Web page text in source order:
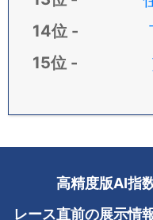
高精度版AI指
レース直前の展示情